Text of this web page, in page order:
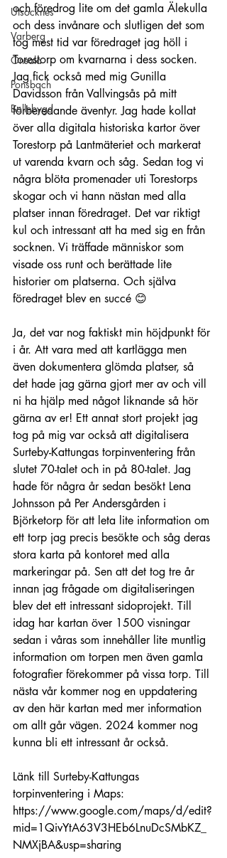
Utsocknes
Varberg
Onsala
Ponsbach
Bollebygd
och föredrog lite om det gamla Älekulla
och dess invånare och slutligen det som
tog mest tid var föredraget jag höll i
Torestorp om kvarnarna i dess socken.
Jag fick också med mig Gunilla
Davidsson från Vallvingsås på mitt
förberedande äventyr. Jag hade kollat
över alla digitala historiska kartor över
Torestorp på Lantmäteriet och markerat
ut varenda kvarn och såg. Sedan tog vi
några blöta promenader uti Torestorps
skogar och vi hann nästan med alla
platser innan föredraget. Det var riktigt
kul och intressant att ha med sig en från
socknen. Vi träffade människor som
visade oss runt och berättade lite
historier om platserna. Och själva
föredraget blev en succé 😊
Ja, det var nog faktiskt min höjdpunkt för
i år. Att vara med att kartlägga men
även dokumentera glömda platser, så
det hade jag gärna gjort mer av och vill
ni ha hjälp med något liknande så hör
gärna av er! Ett annat stort projekt jag
tog på mig var också att digitalisera
Surteby-Kattungas torpinventering från
slutet 70-talet och in på 80-talet. Jag
hade för några år sedan besökt Lena
Johnsson på Per Andersgården i
Björketorp för att leta lite information om
ett torp jag precis besökte och såg deras
stora karta på kontoret med alla
markeringar på. Sen att det tog tre år
innan jag frågade om digitaliseringen
blev det ett intressant sidoprojekt. Till
idag har kartan över 1500 visningar
sedan i våras som innehåller lite muntlig
information om torpen men även gamla
fotografier förekommer på vissa torp. Till
nästa vår kommer nog en uppdatering
av den här kartan med mer information
om allt går vägen. 2024 kommer nog
kunna bli ett intressant år också.
Länk till Surteby-Kattungas
torpinventering i Maps:
https://www.google.com/maps/d/edit?
mid=1QivYtA63V3HEb6LnuDcSMbKZ_
NMXjBA&usp=sharing